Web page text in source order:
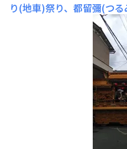
り(地車)祭り、都留彌(つ